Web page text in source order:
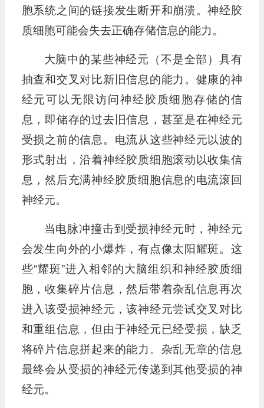
胞系统之间的链接发生断开和崩溃。神经胶
质细胞可能会失去正确存储信息的能力。
大脑中的某些神经元（不是全部）具有
抽查和交叉对比新旧信息的能力。健康的神
经元可以无限访问神经胶质细胞存储的信
息，即储存的过去旧信息，甚至是在神经元
受损之前的信息。电流从这些神经元以波的
形式射出，沿着神经胶质细胞滚动以收集信
息，然后充满神经胶质细胞信息的电流滚回
神经元。
当电脉冲撞击到受损神经元时，神经元
会发生向外的小爆炸，有点像太阳耀斑。这
些“耀斑”进入相邻的大脑组织和神经胶质细
胞，收集碎片信息，然后带着杂乱信息再次
进入该受损神经元，该神经元尝试交叉对比
和重组信息，但由于神经元已经受损，缺乏
将碎片信息拼起来的能力。杂乱无章的信息
最终会从受损的神经元传递到其他受损的神
经元。